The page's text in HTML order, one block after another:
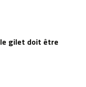
le gilet doit être